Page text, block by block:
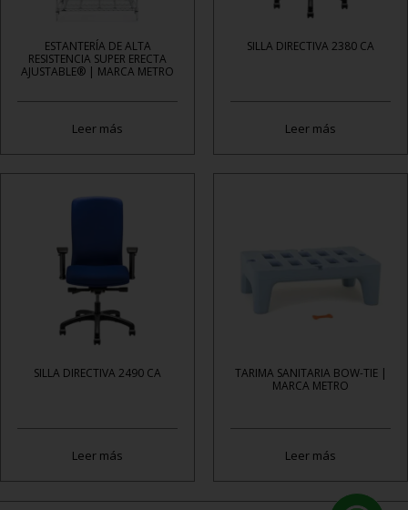
ESTANTERÍA DE ALTA
RESISTENCIA SUPER ERECTA
AJUSTABLE® | MARCA METRO
Leer más
SILLA DIRECTIVA 2380 CA
Leer más
SILLA DIRECTIVA 2490 CA
Leer más
TARIMA SANITARIA BOW-TIE |
MARCA METRO
Leer más